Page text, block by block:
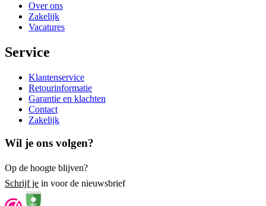
Over ons
Zakelijk
Vacatures
Service
Klantenservice
Retourinformatie
Garantie en klachten
Contact
Zakelijk
Wil je ons volgen?
Op de hoogte blijven?
Schrijf je in voor de nieuwsbrief